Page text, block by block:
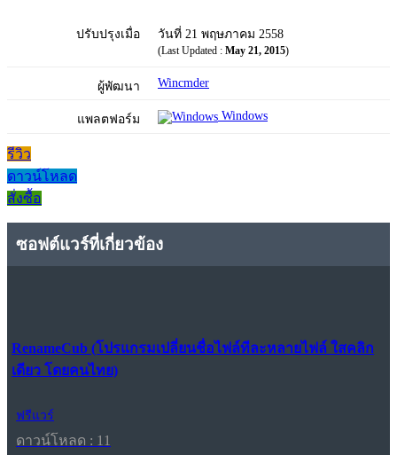
ปรับปรุงเมื่อ วันที่ 21 พฤษภาคม 2558
(Last Updated : May 21, 2015)
ผู้พัฒนา Wincmder
แพลตฟอร์ม Windows
รีวิว
ดาวน์โหลด
สั่งซื้อ
ซอฟต์แวร์ที่เกี่ยวข้อง
RenameCub (โปรแกรมเปลี่ยนชื่อไฟล์ทีละหลายไฟล์ ใสคลิก
เดียว โดยคนไทย)
ฟรีแวร์
ดาวน์โหลด : 11